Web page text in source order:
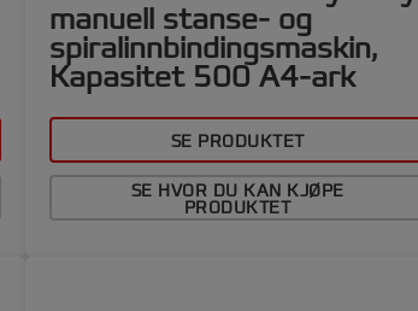
manuell stanse- og
spiralinnbindingsmaskin,
Kapasitet 500 A4-ark
SE PRODUKTET
SE HVOR DU KAN KJØPE
PRODUKTET